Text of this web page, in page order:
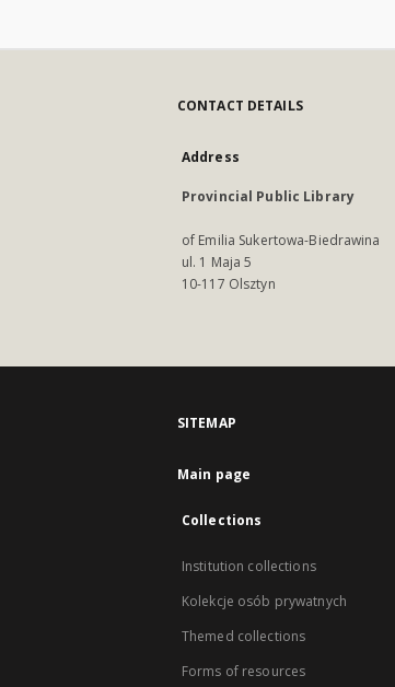
CONTACT DETAILS
Address
Provincial Public Library
of Emilia Sukertowa-Biedrawina
ul. 1 Maja 5
10-117 Olsztyn
SITEMAP
Main page
Collections
Institution collections
Kolekcje osób prywatnych
Themed collections
Forms of resources